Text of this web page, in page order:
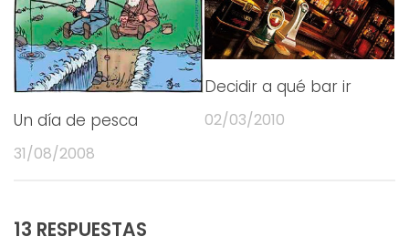
Un día de pesca
31/08/2008
Decidir a qué bar ir
02/03/2010
13 RESPUESTAS